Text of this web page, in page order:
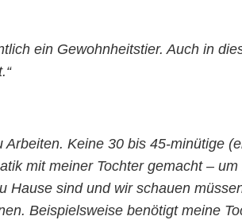
ein Gewohnheitstier. Auch in
Keine 30 bis 45-minütige
mit meiner Tochter gemacht –
Hause sind und wir schauen
Beispielsweise benötigt meine